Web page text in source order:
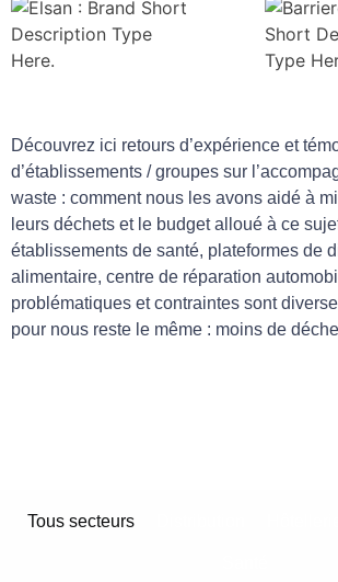
Découvrez ici retours d’expérience et
d’établissements / groupes sur
waste : comment nous les avons aidé à
leurs déchets et le budget alloué à ce
établissements de santé, plateformes de
alimentaire, centre de réparation
problématiques et contraintes sont
pour nous reste le même : moins de
Tous secteurs